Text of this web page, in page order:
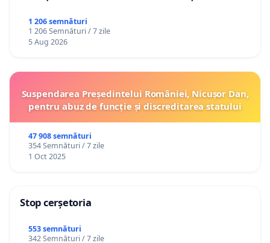
1 206 semnături
1 206 Semnături / 7 zile
5 Aug 2026
Suspendarea Președintelui României, Nicușor Dan,
pentru abuz de funcție și discreditarea statului
47 908 semnături
354 Semnături / 7 zile
1 Oct 2025
Stop cerșetoria
553 semnături
342 Semnături / 7 zile